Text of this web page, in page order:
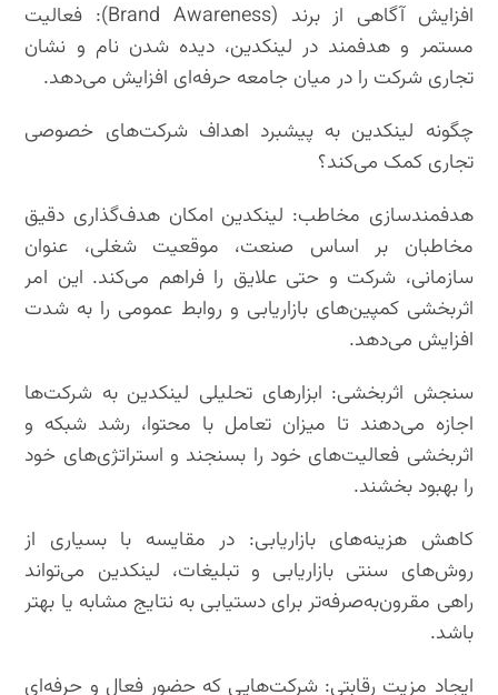
افزایش آگاهی از برند (Brand Awareness): فعالیت
مستمر و هدفمند در لینکدین، دیده شدن نام و نشان
تجاری شرکت را در میان جامعه حرفه‌ای افزایش می‌دهد.
چگونه لینکدین به پیشبرد اهداف شرکت‌های خصوصی
تجاری کمک می‌کند؟
هدفمندسازی مخاطب: لینکدین امکان هدف‌گذاری دقیق
مخاطبان بر اساس صنعت، موقعیت شغلی، عنوان
سازمانی، شرکت و حتی علایق را فراهم می‌کند. این امر
اثربخشی کمپین‌های بازاریابی و روابط عمومی را به شدت
افزایش می‌دهد.
سنجش اثربخشی: ابزارهای تحلیلی لینکدین به شرکت‌ها
اجازه می‌دهند تا میزان تعامل با محتوا، رشد شبکه و
اثربخشی فعالیت‌های خود را بسنجند و استراتژی‌های خود
را بهبود بخشند.
کاهش هزینه‌های بازاریابی: در مقایسه با بسیاری از
روش‌های سنتی بازاریابی و تبلیغات، لینکدین می‌تواند
راهی مقرون‌به‌صرفه‌تر برای دستیابی به نتایج مشابه یا بهتر
باشد.
ایجاد مزیت رقابتی: شرکت‌هایی که حضور فعال و حرفه‌ای